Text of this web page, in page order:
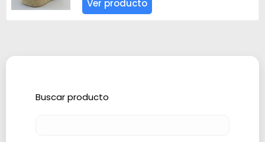
Ver producto
Buscar producto